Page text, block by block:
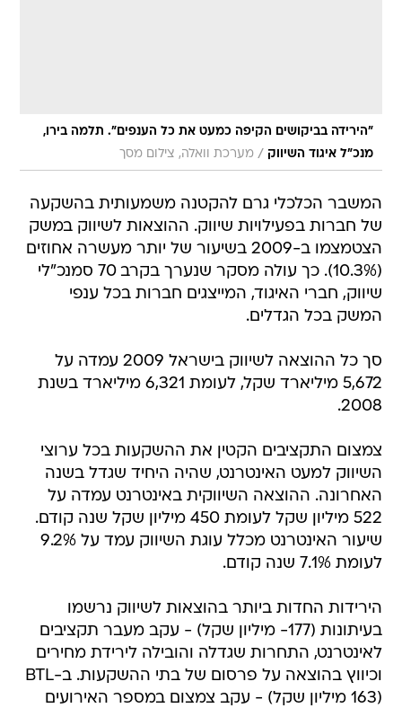
"הירידה בביקושים הקיפה כמעט את כל הענפים". תלמה בירו,
מנכ"ל איגוד השיווק / מערכת וואלה, צילום מסך
המשבר הכלכלי גרם להקטנה משמעותית בהשקעה
של חברות בפעילויות שיווק. ההוצאות לשיווק במשק
הצטמצמו ב-2009 בשיעור של יותר מעשרה אחוזים
(10.3%). כך עולה מסקר שנערך בקרב 70 סמנכ"לי
שיווק, חברי האיגוד, המייצגים חברות בכל ענפי
המשק בכל הגדלים.
סך כל ההוצאה לשיווק בישראל 2009 עמדה על
5,672 מיליארד שקל, לעומת 6,321 מיליארד בשנת
2008.
צמצום התקציבים הקטין את ההשקעות בכל ערוצי
השיווק למעט האינטרנט, שהיה היחיד שגדל בשנה
האחרונה. ההוצאה השיווקית באינטרנט עמדה על
522 מיליון שקל לעומת 450 מיליון שקל שנה קודם.
שיעור האינטרנט מכלל עוגת השיווק עמד על 9.2%
לעומת 7.1% שנה קודם.
הירידות החדות ביותר בהוצאות לשיווק נרשמו
בעיתונות (177- מיליון שקל) - עקב מעבר תקציבים
לאינטרנט, התחרות שגדלה והובילה לירידת מחירים
וכיווץ בהוצאה על פרסום של בתי ההשקעות. ב-BTL
(163 מיליון שקל) - עקב צמצום במספר האירועים